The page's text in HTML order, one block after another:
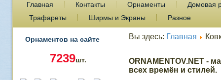
Главная Контакты Орнаменты
Домовая
Трафареты
Ширмы и Экраны Разное
Орнаментов на сайте
7239шт.
Вы здесь: Главная
ORNAMENTOV.NET -
всех времён и стилей.